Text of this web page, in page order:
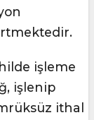
işleme
işlenip
ithal